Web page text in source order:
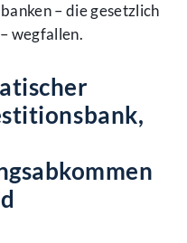
– die gesetzlich
wegfallen.